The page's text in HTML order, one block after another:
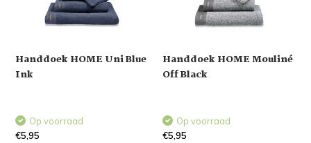
Handdoek HOME Uni Blue
Ink
Op voorraad
€5,95
Handdoek HOME Mouliné
Off Black
Op voorraad
€5,95